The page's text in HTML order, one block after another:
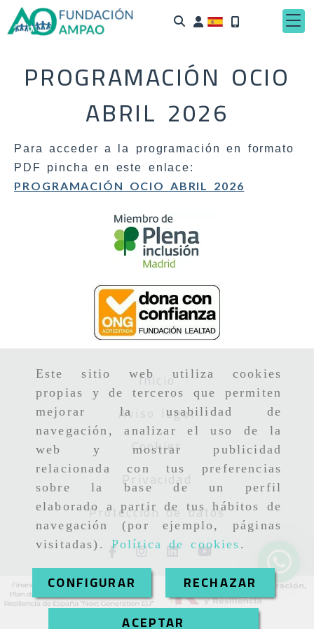
Este sitio web utiliza cookies
propias y de terceros que permiten
mejorar la usabilidad de
navegación, analizar el uso de la
web y mostrar publicidad
relacionada con tus preferencias
sobre la base de un perfil
elaborado a partir de tus hábitos de
navegación (por ejemplo, páginas
visitadas). Política de cookies .
CONFIGURAR
RECHAZAR
ACEPTAR
Identifícate
PROGRAMACIÓN OCIO
ABRIL 2026
Para acceder a la programación en formato
PDF pincha en este enlace:
PROGRAMACIÓN OCIO ABRIL 2026
Inicio
Aviso legal
Cookies
Privacidad
Protección de datos